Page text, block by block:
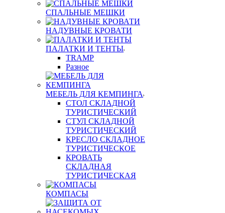
СПАЛЬНЫЕ МЕШКИ
НАДУВНЫЕ КРОВАТИ
ПАЛАТКИ И ТЕНТЫ
TRAMP
Разное
МЕБЕЛЬ ДЛЯ КЕМПИНГА
СТОЛ СКЛАДНОЙ
ТУРИСТИЧЕСКИЙ
СТУЛ СКЛАДНОЙ
ТУРИСТИЧЕСКИЙ
КРЕСЛО СКЛАДНОЕ
ТУРИСТИЧЕСКОЕ
КРОВАТЬ
СКЛАДНАЯ
ТУРИСТИЧЕСКАЯ
КОМПАСЫ